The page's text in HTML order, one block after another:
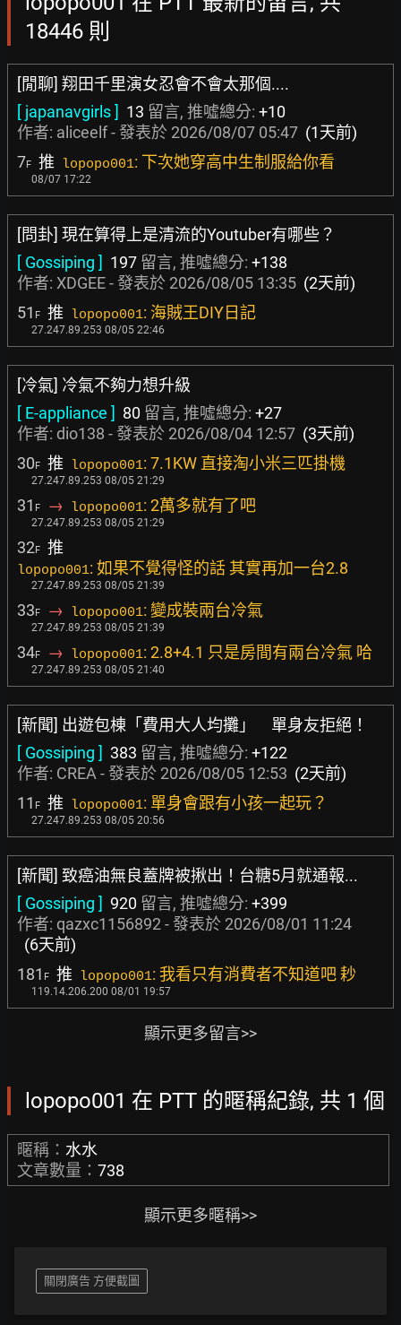
18446 則
[閒聊] 翔田千里演女忍會不會太那個....
[ japanavgirls ] 13 留言, 推噓總分: +10
作者: aliceelf- 發表於 2026/08/07 05:47 (1天前)
7F 推 lopopo001: 下次她穿高中生制服給你看
08/07 17:22
[問卦] 現在算得上是清流的Youtuber有哪些？
[ Gossiping ] 197 留言, 推噓總分: +138
作者: XDGEE- 發表於 2026/08/05 13:35 (2天前)
51 F 推 lopopo001: 海賊王DIY日記
27.247.89.253 08/05 22:46
[冷氣] 冷氣不夠力想升級
[ E-appliance ] 80 留言, 推噓總分: +27
作者: dio138 - 發表於 2026/08/04 12:57 (3天前)
30F 推 lopopo001: 7.1KW 直接淘小米三匹掛機
27.247.89.253 08/05 21:29
31 F → lopopo001: 2萬多就有了吧
27.247.89.253 08/05 21:29
32F 推
lopopo001: 如果不覺得怪的話 其實再加一台2.8
27.247.89.253 08/05 21:39
33F → lopopo001: 變成裝兩台冷氣
27.247.89.253 08/05 21:39
34F → lopopo001: 2.8+4.1 只是房間有兩台冷氣 哈
27.247.89.253 08/05 21:40
[新聞] 出遊包棟「費用大人均攤」 單身友拒絕！
[ Gossiping ] 383 留言, 推噓總分: +122
作者: CREA - 發表於 2026/08/05 12:53 (2天前)
11 F 推 lopopo001: 單身會跟有小孩一起玩？
27.247.89.253 08/05 20:56
[新聞] 致癌油無良蓋牌被揪出！台糖5月就通報...
[ Gossiping ] 920 留言, 推噓總分: +399
作者: qazxc1156892 - 發表於 2026/08/01 11:24
(6天前)
181 F 推 lopopo001: 我看只有消費者不知道吧 耖
119.14.206.200 08/01 19:57
顯示更多留言>>
lopopo001 在 PTT 的暱稱紀錄, 共 1 個
暱稱： 水水
文章數量： 738
顯示更多暱稱>>
關閉廣告 方便截圖